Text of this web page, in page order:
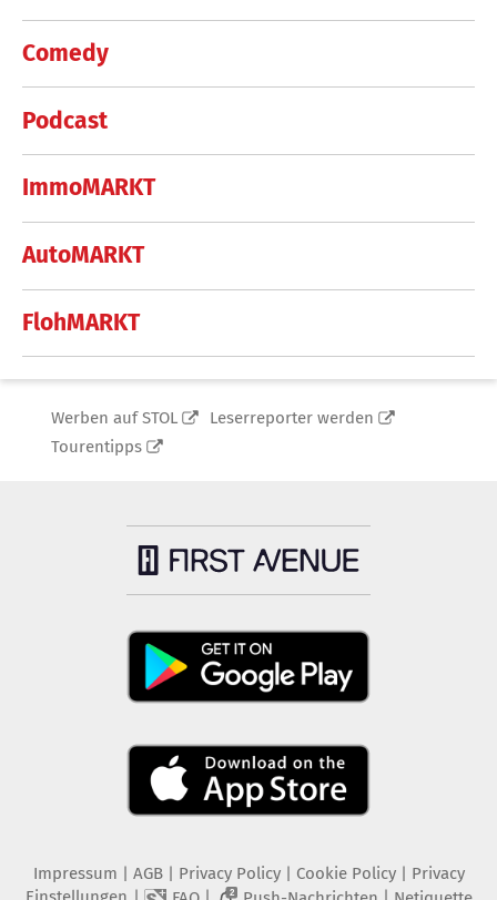
Comedy
Podcast
ImmoMARKT
AutoMARKT
FlohMARKT
Werben auf STOL
Leserreporter werden
Tourentipps
Impressum AGB Privacy Policy| Cookie Policy| Privacy
2